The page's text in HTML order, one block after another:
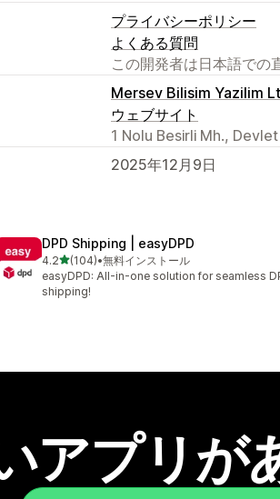
プライバシーポリシー
よくある質問
この開発者は日本語での
Mersev Bilisim Yazilim
ウェブサイト
1 Nolu Besirli Mh.,
2025年12月9日
DPD Shipping | easyDPD
4.25つ星中
(104)
合計レビュー数：104件
•無料インストール
easyDPD: All-in-one solution for seamless
shipping!
アプリが